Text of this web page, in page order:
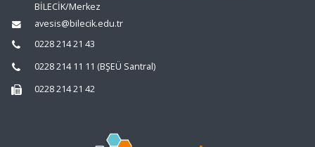
BİLECİK/Merkez
avesis@bilecik.edu.tr
0228 214 21 43
0228 214 11 11 (BŞEÜ Santral)
0228 214 21 42